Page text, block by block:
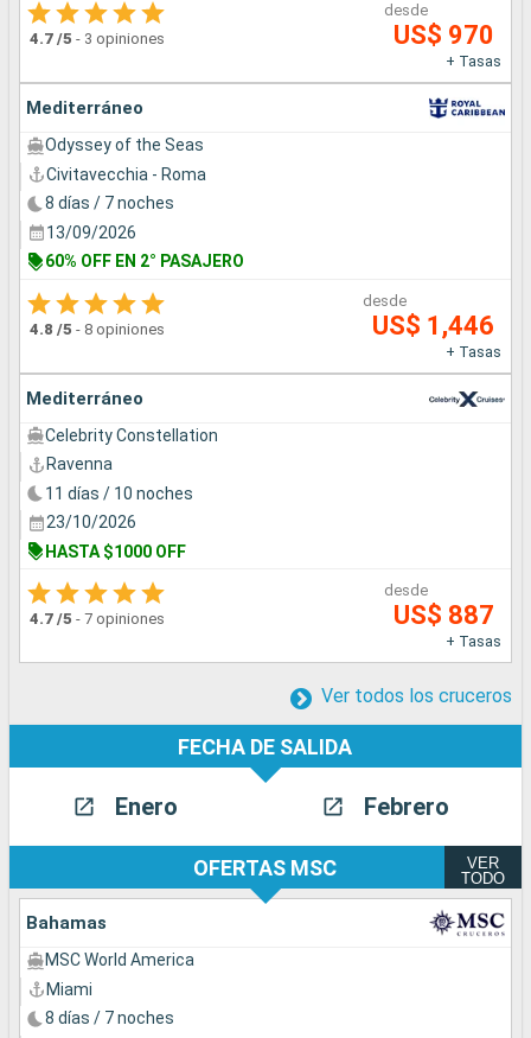
4.7 /5 - 3 opiniones
desde
US$ 970
+ Tasas
Mediterráneo
Odyssey of the Seas
Civitavecchia - Roma
8 días / 7 noches
13/09/2026
60% OFF EN 2° PASAJERO
4.8 /5 - 8 opiniones
desde
US$ 1,446
+ Tasas
Mediterráneo
Celebrity Constellation
Ravenna
11 días / 10 noches
23/10/2026
HASTA $1000 OFF
4.7 /5 - 7 opiniones
desde
US$ 887
+ Tasas
Ver todos los cruceros
FECHA DE SALIDA
Enero Febrero
OFERTAS MSC
VER
TODO
Bahamas
MSC World America
Miami
8 días / 7 noches